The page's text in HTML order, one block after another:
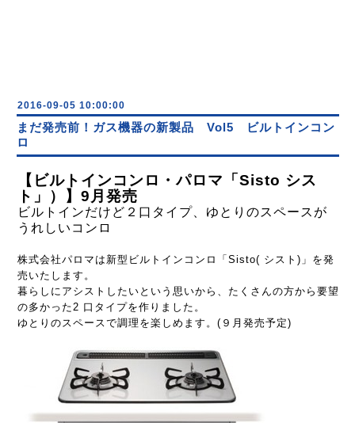
2016-09-05 10:00:00
まだ発売前！ガス機器の新製品 Vol5 ビルトインコン
ロ
【ビルトインコンロ・パロマ「Sisto シス
ト」）】9月発売
ビルトインだけど２口タイプ、ゆとりのスペースが
うれしいコンロ
株式会社パロマは新型ビルトインコンロ「Sisto( シスト)」を発
売いたします。
暮らしにアシストしたいという思いから、たくさんの方から要望
の多かった2 口タイプを作りました。
ゆとりのスペースで調理を楽しめます。(９月発売予定)